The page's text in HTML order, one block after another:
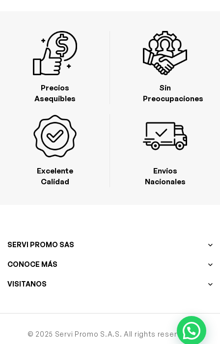
Excelente
Calidad
Precios
Asequibles
Envios
Nacionales
Sin
Preocupaciones
SERVI PROMO SAS
CONOCE MÁS
VISITANOS
© 2025 Servi Promo S.A.S. All rights reserved.